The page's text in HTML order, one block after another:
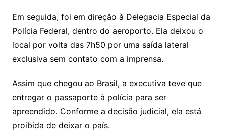
Em seguida, foi em direção à Delegacia Especial da
Polícia Federal, dentro do aeroporto. Ela deixou o
local por volta das 7h50 por uma saída lateral
exclusiva sem contato com a imprensa.
Assim que chegou ao Brasil, a executiva teve que
entregar o passaporte à polícia para ser
apreendido. Conforme a decisão judicial, ela está
proibida de deixar o país.